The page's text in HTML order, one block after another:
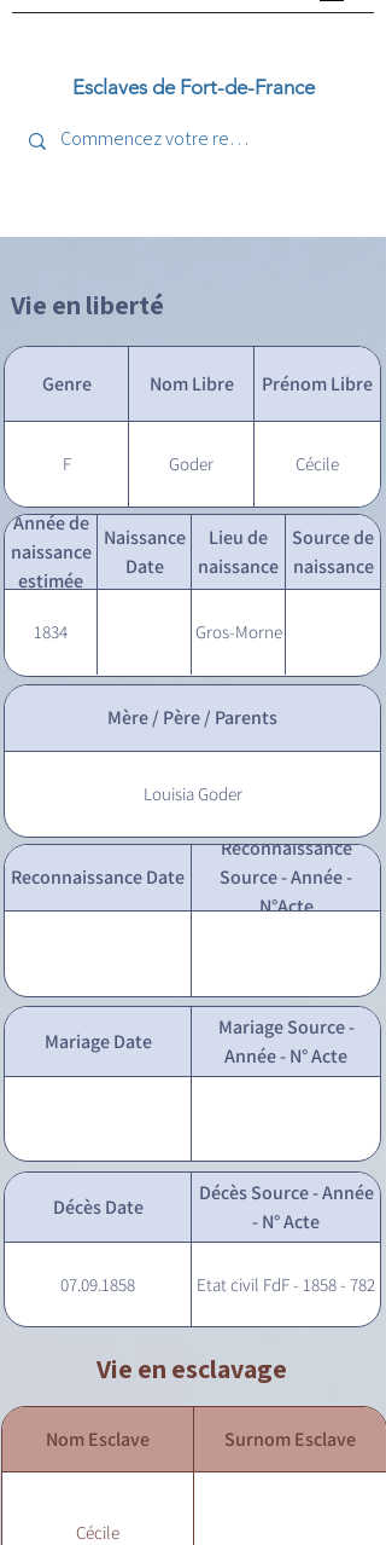
Esclaves de Fort-de-France
Vie en liberté
Genre Nom Libre Prénom Libre
F Goder Cécile
Année de
naissance
estimée
Naissance
Date
Lieu de
naissance
Source de
naissance
1834 Gros-Morne
Mère / Père / Parents
Louisia Goder
Reconnaissance Date
Reconnaissance
Source - Année -
N°Acte
Mariage Date
Mariage Source -
Année - N° Acte
Décès Date
Décès Source - Année
- N° Acte
07.09.1858 Etat civil FdF - 1858 - 782
Vie en esclavage
Nom Esclave Surnom Esclave
Cécile